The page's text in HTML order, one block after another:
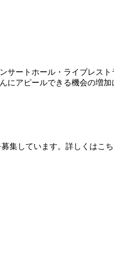
サートホール・ライブレス
アピールできる機会の増
集しています。詳しくはこ